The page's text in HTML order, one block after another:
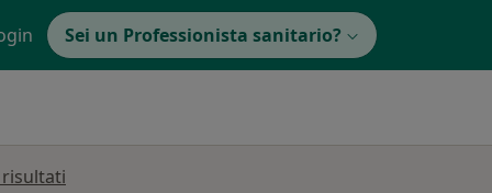
Sei un Professionista sanitario?